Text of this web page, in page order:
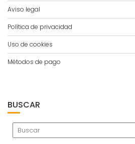
Aviso legal
Política de privacidad
Uso de cookies
Métodos de pago
BUSCAR